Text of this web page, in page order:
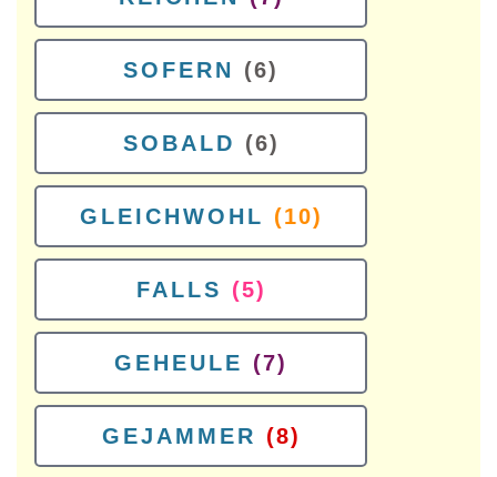
SOFERN (6)
SOBALD (6)
GLEICHWOHL (10)
FALLS (5)
GEHEULE (7)
GEJAMMER (8)